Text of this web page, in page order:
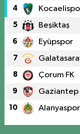
4
5 Beşiktaş
6 Eyüpspor
7
8 Çorum FK
9 Gaziantep
10 Alanyaspor